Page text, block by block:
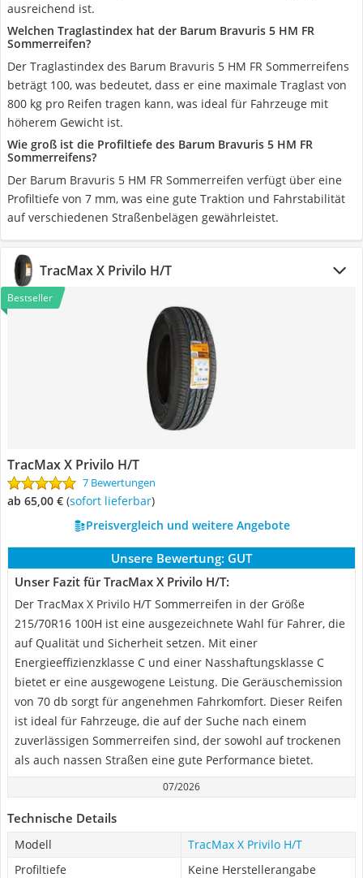
ausreichend ist.
Welchen Traglastindex hat der Barum Bravuris 5 HM FR
Sommerreifen?
Der Traglastindex des Barum Bravuris 5 HM FR Sommerreifens
beträgt 100, was bedeutet, dass er eine maximale Traglast von
800 kg pro Reifen tragen kann, was ideal für Fahrzeuge mit
höherem Gewicht ist.
Wie groß ist die Profiltiefe des Barum Bravuris 5 HM FR
Sommerreifens?
Der Barum Bravuris 5 HM FR Sommerreifen verfügt über eine
Profiltiefe von 7 mm, was eine gute Traktion und Fahrstabilität
auf verschiedenen Straßenbelägen gewährleistet.
TracMax X Privilo H/T
Bestseller
TracMax X Privilo H/T
7 Bewertungen
ab 65,00 € ( Sofort lieferbar)
Preisvergleich und weitere Angebote
Unsere Bewertung: GUT
Unser Fazit für TracMax X Privilo H/T:
Der TracMax X Privilo H/T Sommerreifen in der Größe
215/70R16 100H ist eine ausgezeichnete Wahl für Fahrer, die
auf Qualität und Sicherheit setzen. Mit einer
Energieeffizienzklasse C und einer Nasshaftungsklasse C
bietet er eine ausgewogene Leistung. Die Geräuschemission
von 70 db sorgt für angenehmen Fahrkomfort. Dieser Reifen
ist ideal für Fahrzeuge, die auf der Suche nach einem
zuverlässigen Sommerreifen sind, der sowohl auf trockenen
als auch nassen Straßen eine gute Performance bietet.
07/2026
Technische Details
Modell
TracMax X Privilo H/T
Profiltiefe
Keine Herstellerangabe